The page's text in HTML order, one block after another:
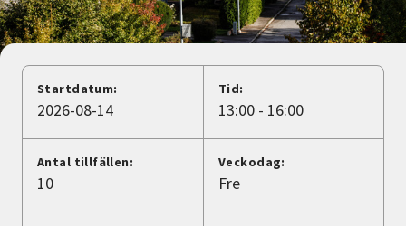
Nyheter
Lyssna
Startdatum:
2026-08-14
Tid:
13:00 - 16:00
Antal tillfällen:
10
Veckodag:
Fre